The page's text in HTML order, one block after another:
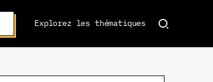
Explorez les thématiques